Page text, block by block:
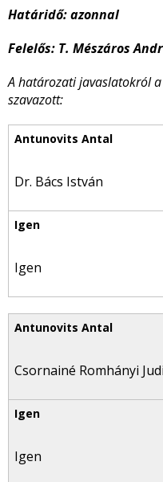
Határidő:azonnal
Felelős: T. Mészáros
A határozati javaslatokról
szavazott:
Dr. Bács István
Igen
Csornainé Romhányi
Igen